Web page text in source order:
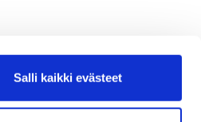
Salli kaikki evästeet